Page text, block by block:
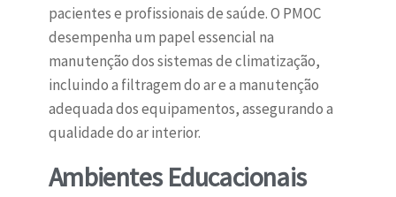
pacientes e profissionais de saúde. O PMOC
desempenha um papel essencial na
manutenção dos sistemas de climatização,
incluindo a filtragem do ar e a manutenção
adequada dos equipamentos, assegurando a
qualidade do ar interior.
Ambientes Educacionais